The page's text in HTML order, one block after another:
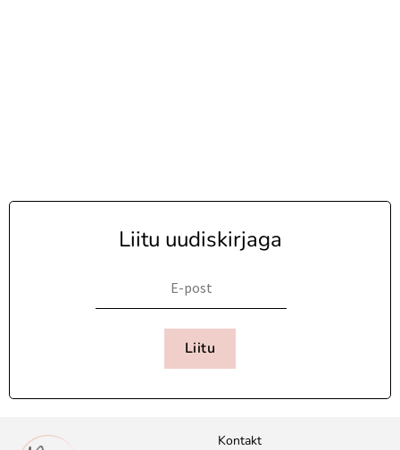
Liitu uudiskirjaga
Liitu
Kontakt